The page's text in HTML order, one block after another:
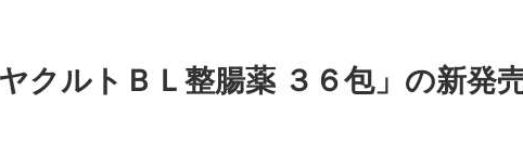
クルトＢＬ整腸薬 ３６包」の新発